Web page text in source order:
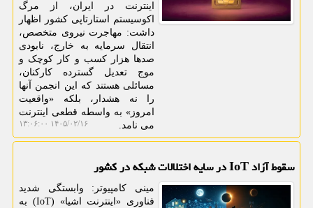
اینترنت در ایران، از مرگ
اکوسیستم استارتاپی کشور اظهار
داشت: مهاجرت نیروی متخصص،
انتقال سرمایه به خارج، نابودی
صدها هزار کسب و کار کوچک و
موج تعدیل گسترده کارکنان،
مسائلی هستند که این انجمن آنها
را نه هشدار، بلکه «واقعیت
امروز» به واسطه قطعی اینترنت
می نامد.
۱۴۰۵/۰۲/۱۶ ۱۳:۰۶:۰۰
سقوط آزاد IoT در سایه اختلالات شبکه در کشور
مینی کامپیوتر: وابستگی شدید
فناوری «اینترنت اشیا» (IoT) به